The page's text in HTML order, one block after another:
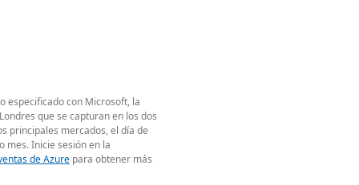
especificado con Microsoft, la
que se capturan en los dos
principales mercados, el día de
mes. Inicie sesión en la
de Azure para obtener más